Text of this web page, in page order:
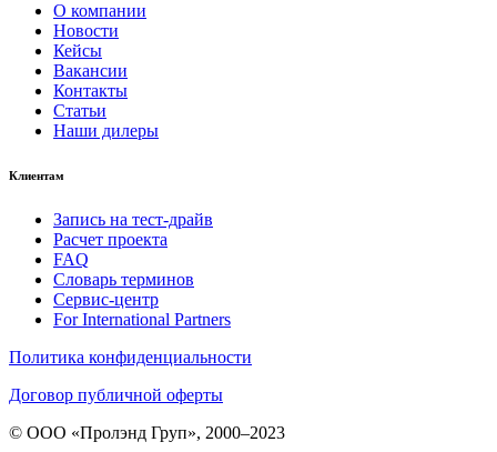
О компании
Новости
Кейсы
Вакансии
Контакты
Статьи
Наши дилеры
Клиентам
Запись на тест-драйв
Расчет проекта
FAQ
Словарь терминов
Сервис-центр
For International Partners
Политика конфиденциальности
Договор публичной оферты
© ООО «Пролэнд Груп», 2000–2023